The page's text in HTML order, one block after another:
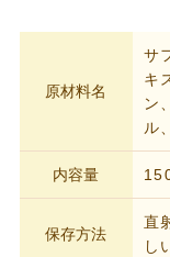
原材料名
サ
キ
ン
ル
内容量
保存方法
直
し